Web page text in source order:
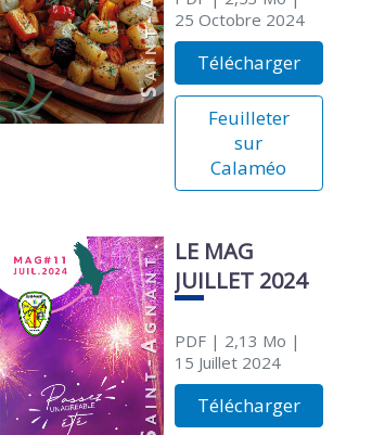
25 Octobre 2024
Télécharger
Feuilleter
sur
Calaméo
LE MAG
JUILLET 2024
PDF| 2,13 Mo |
15 Juillet 2024
Télécharger